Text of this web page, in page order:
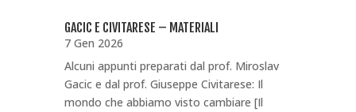
GACIC E CIVITARESE – MATERIALI
7 Gen 2026
Alcuni appunti preparati dal prof. Miroslav
Gacic e dal prof. Giuseppe Civitarese: Il
mondo che abbiamo visto cambiare [Il